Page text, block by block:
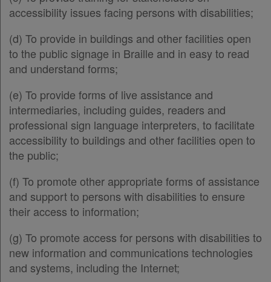
accessibility issues facing persons with disabilities;
(d) To provide in buildings and other facilities open
to the public signage in Braille and in easy to read
and understand forms;
(e) To provide forms of live assistance and
intermediaries, including guides, readers and
professional sign language interpreters, to facilitate
accessibility to buildings and other facilities open to
the public;
(f) To promote other appropriate forms of assistance
and support to persons with disabilities to ensure
their access to information;
(g) To promote access for persons with disabilities to
new information and communications technologies
and systems, including the Internet;